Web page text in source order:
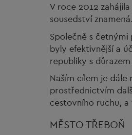
V roce 2012
sousedství
Společně s
byly efektivnější a
republiky s
Naším cílem je dále
prostřednictvím
cestovního ruchu,
MĚSTO TŘEBOŇ